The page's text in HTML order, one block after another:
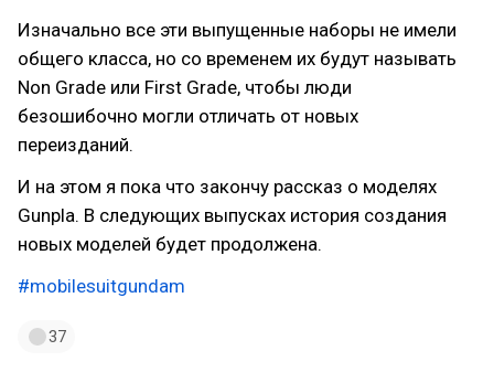
Изначально все эти выпущенные наборы не имели
общего класса, но со временем их будут называть
Non Grade или First Grade, чтобы люди
безошибочно могли отличать от новых
переизданий.
И на этом я пока что закончу рассказ о моделях
Gunpla. В следующих выпусках история создания
новых моделей будет продолжена.
#mobilesuitgundam
37